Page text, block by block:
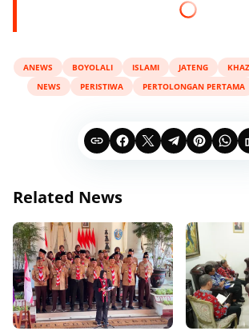
ANEWS BOYOLALI ISLAMI JATENG
NEWS
PERISTIWA PERTOLONGAN PERTAMA
Related News